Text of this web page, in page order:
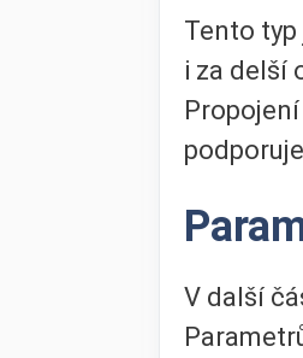
Tento
i za delší
V další